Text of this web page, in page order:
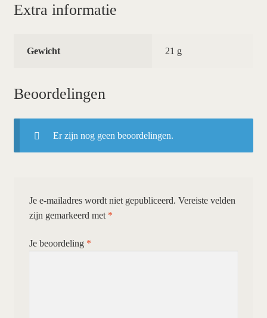
Extra informatie
Gewicht 21 g
Beoordelingen
Er zijn nog geen beoordelingen.
Je e-mailadres wordt niet gepubliceerd. Vereiste velden
zijn gemarkeerd met *
Je beoordeling *